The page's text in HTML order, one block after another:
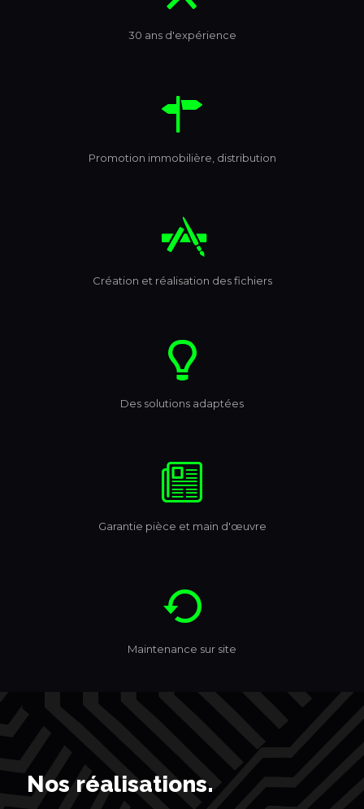
30 ans d'expérience
Promotion immobilière, distribution
Création et réalisation des fichiers
Des solutions adaptées
Garantie pièce et main d'œuvre
Maintenance sur site
Nos réalisations.